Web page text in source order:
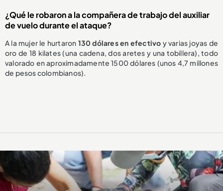
¿Qué le robaron a la compañera de trabajo del auxiliar
de vuelo durante el ataque?
A la mujer le hurtaron 130 dólares en efectivo y varias joyas de
oro de 18 kilates (una cadena, dos aretes y una tobillera), todo
valorado en aproximadamente 1500 dólares (unos 4,7 millones
de pesos colombianos).